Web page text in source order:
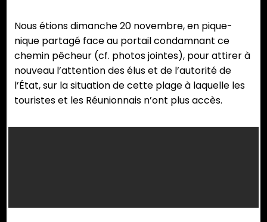
Nous étions dimanche 20 novembre, en pique-
nique partagé face au portail condamnant ce
chemin pêcheur (cf. photos jointes), pour attirer à
nouveau l’attention des élus et de l’autorité de
l’État, sur la situation de cette plage à laquelle les
touristes et les Réunionnais n’ont plus accès.